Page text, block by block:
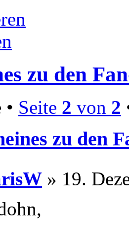
zu den
Seite 2 von 2
zu den
» 19.